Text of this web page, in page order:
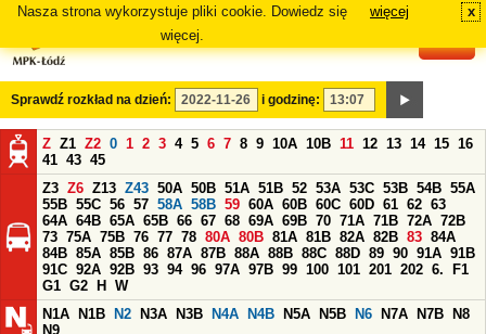
Nasza strona wykorzystuje pliki cookie. Dowiedz się
więcej.
więcej x
Sprawdź rozkład na dzień: i godzinę:
Z Z1 Z2 0 1 2 3 4 5 6 7 8 9 10A 10B 11 12 13 14 15 16
41 43 45
Z3 Z6 Z13 Z43 50A 50B 51A 51B 52 53A 53C 53B 54B 55A
55B 55C 56 57 58A 58B 59 60A 60B 60C 60D 61 62 63
64A 64B 65A 65B 66 67 68 69A 69B 70 71A 71B 72A 72B
73 75A 75B 76 77 78 80A 80B 81A 81B 82A 82B 83 84A
84B 85A 85B 86 87A 87B 88A 88B 88C 88D 89 90 91A 91B
91C 92A 92B 93 94 96 97A 97B 99 100 101 201 202 6.
F1
G1 G2 H
W
N1A
N1B N2 N3A N3B N4A N4B N5A N5B N6 N7A N7B
N8
N9